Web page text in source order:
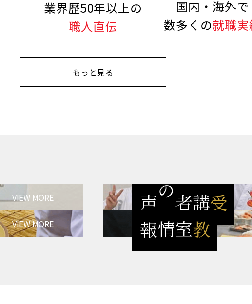
業界歴50年以上の
職人直伝
国内・海外で
数多くの就職実
もっと見る
VIEW MORE 受講者の声
VIEW MORE 教室情報